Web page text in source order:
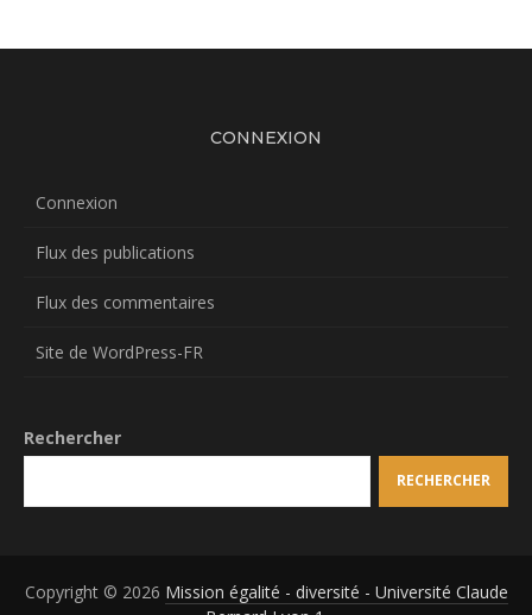
CONNEXION
Connexion
Flux des publications
Flux des commentaires
Site de WordPress-FR
Rechercher
RECHERCHER
Copyright © 2026 Mission égalité - diversité - Université Claude